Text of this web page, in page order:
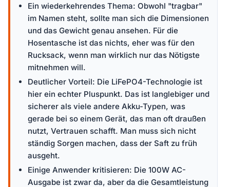
Ein wiederkehrendes Thema: Obwohl "tragbar"
im Namen steht, sollte man sich die Dimensionen
und das Gewicht genau ansehen. Für die
Hosentasche ist das nichts, eher was für den
Rucksack, wenn man wirklich nur das Nötigste
mitnehmen will.
Deutlicher Vorteil: Die LiFePO4-Technologie ist
hier ein echter Pluspunkt. Das ist langlebiger und
sicherer als viele andere Akku-Typen, was
gerade bei so einem Gerät, das man oft draußen
nutzt, Vertrauen schafft. Man muss sich nicht
ständig Sorgen machen, dass der Saft zu früh
ausgeht.
Einige Anwender kritisieren: Die 100W AC-
Ausgabe ist zwar da, aber da die Gesamtleistung